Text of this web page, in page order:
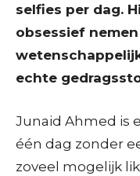
selfies per dag.
obsessief
echte
Junaid Ahmed is
één dag zonder
zoveel mogelijk